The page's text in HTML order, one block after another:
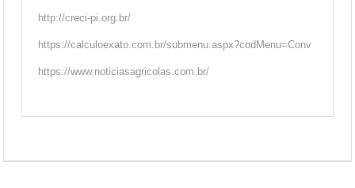
http://creci-pi.org.br/
https://calculoexato.com.br/submenu.aspx?codMenu=Conv
https://www.noticiasagricolas.com.br/